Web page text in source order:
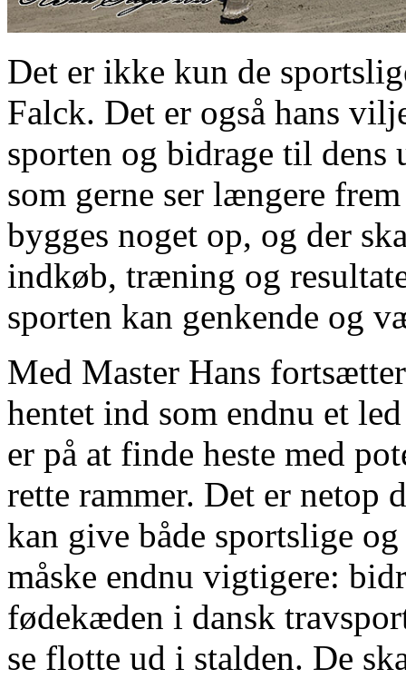
Det er ikke kun de
Falck. Det er også hans
sporten og bidrage til
som gerne ser længere
bygges noget op, og der
indkøb, træning og
sporten kan genkende og
Med Master Hans
hentet ind som endnu et
er på at finde heste med
rette rammer. Det er netop
kan give både sportslige
måske endnu vigtigere:
fødekæden i dansk
se flotte ud i stalden. De